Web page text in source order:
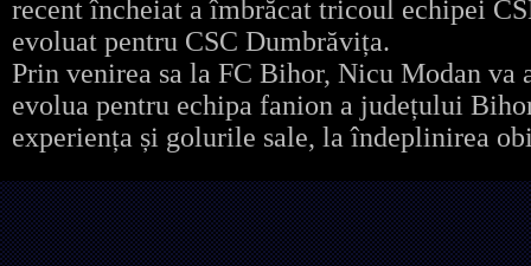
recent încheiat a îmbrăcat tricoul echipei
evoluat pentru CSC Dumbrăvița.
Prin venirea sa la FC Bihor, Nicu Modan va
evolua pentru echipa fanion a județului
experiența și golurile sale, la îndeplinirea